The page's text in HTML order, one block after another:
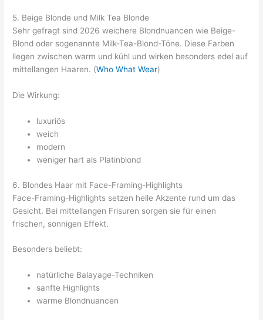
5. Beige Blonde und Milk Tea Blonde
Sehr gefragt sind 2026 weichere Blondnuancen wie Beige-
Blond oder sogenannte Milk-Tea-Blond-Töne. Diese Farben
liegen zwischen warm und kühl und wirken besonders edel auf
mittellangen Haaren. (Who What Wear)
Die Wirkung:
luxuriös
weich
modern
weniger hart als Platinblond
6. Blondes Haar mit Face-Framing-Highlights
Face-Framing-Highlights setzen helle Akzente rund um das
Gesicht. Bei mittellangen Frisuren sorgen sie für einen
frischen, sonnigen Effekt.
Besonders beliebt:
natürliche Balayage-Techniken
sanfte Highlights
warme Blondnuancen